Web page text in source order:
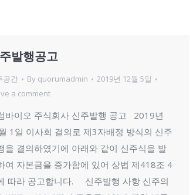
발행공고
공간 By quorumadmin
2019년 12월 5일
a comment
바이오 주식회사 신주발행 공고 2019년
1일 이사회 결의로 제3자배정 방식의 신주
을 결의하였기에 아래와 같이 신주식을 발
여 자본금을 증가함에 있어 상법 제418조 4
따라 공고합니다. 신주발행 사항 신주의